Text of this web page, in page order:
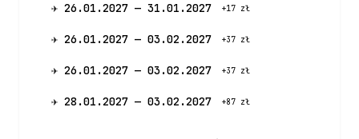
✈ 26.01.2027 — 31.01.2027 +17 zł
✈ 26.01.2027 — 03.02.2027 +37 zł
✈ 26.01.2027 — 03.02.2027 +37 zł
✈ 28.01.2027 — 03.02.2027 +87 zł